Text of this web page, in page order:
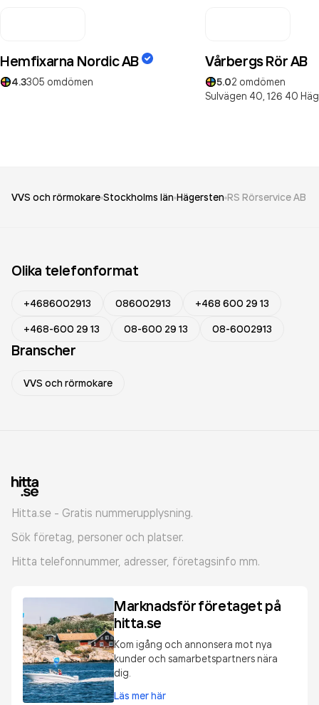
Hemfixarna Nordic AB
4.3305 omdömen
Vårbergs Rör AB
5.02 omdömen
Sulvägen 40, 126 40
VVS och rörmokare Stockholms län Hägersten RS Rörservice AB
Olika telefonformat
+4686002913 086002913
+468 600 29 13
+468-600 29 13
08-600 29 13 08-6002913
Branscher
VVS och rörmokare
Hitta.se - Gratis nummerupplysning.
Sök företag, personer och platser.
Hitta telefonnummer, adresser, företagsinfo mm.
Marknadsför företaget på
hitta.se
Kom igång och annonsera mot nya
kunder och samarbetspartners nära
dig.
Läs mer här